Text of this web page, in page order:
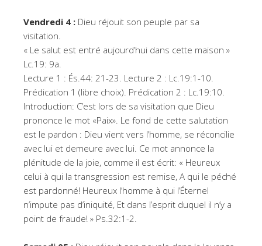
Vendredi 4 : Dieu réjouit son peuple par sa
visitation.
« Le salut est entré aujourd’hui dans cette maison »
Lc.19: 9a.
Lecture 1 : És.44: 21-23. Lecture 2 : Lc.19:1-10.
Prédication 1 (libre choix). Prédication 2 : Lc.19:10.
Introduction: C’est lors de sa visitation que Dieu
prononce le mot «Paix». Le fond de cette salutation
est le pardon : Dieu vient vers l’homme, se réconcilie
avec lui et demeure avec lui. Ce mot annonce la
plénitude de la joie, comme il est écrit: « Heureux
celui à qui la transgression est remise, A qui le péché
est pardonné! Heureux l’homme à qui l’Éternel
n’impute pas d’iniquité, Et dans l’esprit duquel il n’y a
point de fraude! » Ps.32:1-2.